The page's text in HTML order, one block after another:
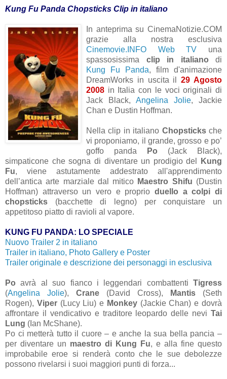
Kung Fu Panda Chopsticks Clip in italiano
In anteprima su CinemaNotizie.COM
grazie alla nostra esclusiva
Cinemovie.INFO Web TV una
spassosissima clip in italiano di
Kung Fu Panda, film d'animazione
DreamWorks in uscita il29 Agosto
2008 in Italia con le voci originali di
Jack Black, Angelina Jolie, Jackie
Chan e Dustin Hoffman.
Nella clip in italiano Chopsticksche
vi proponiamo, il grande, grosso e po’
goffo panda
Po (Jack Black),
simpaticone che sogna di diventare un prodigio del
Kung
Fu, viene astutamente addestrato all'apprendimento
dell’antica arte marziale dal mitico Maestro Shifu (Dustin
Hoffman) attraverso un vero e proprio duello a colpi di
chopsticks (bacchette di legno) per conquistare un
appetitoso piatto di ravioli al vapore.
KUNG FU PANDA: LO SPECIALE
Nuovo Trailer 2 in italiano
Trailer in italiano, Photo Gallery e Poster
Trailer originale e descrizione dei personaggi in esclusiva
Po avrà al suo fianco i leggendari combattenti Tigress
(Angelina Jolie), Crane (David Cross), Mantis (Seth
Rogen), Viper(Lucy Liu) e Monkey(Jackie Chan) e dovrà
affrontare il vendicativo e traditore leopardo delle nevi Tai
Lung (Ian McShane).
Po ci metterà tutto il cuore – e anche la sua bella pancia –
per diventare un maestro di Kung Fu, e alla fine questo
improbabile eroe si renderà conto che le sue debolezze
possono rivelarsi i suoi maggiori punti di forza...